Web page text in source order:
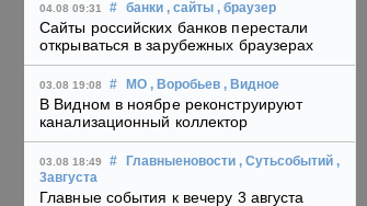
04.08 09:31 # банки , сайты , браузер
Сайты российских банков перестали
открываться в зарубежных браузерах
03.08 19:08 # МО , Воробьев , Видное
В Видном в ноябре реконструируют
канализационный коллектор
03.08 18:49 # Главныеновости , Сутьсобытий ,
3августа
Главные события к вечеру 3 августа